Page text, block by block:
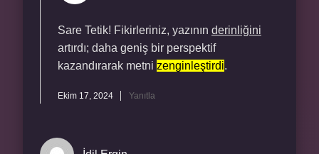
Sare Tetik! Fikirleriniz, yazının derinliğini
artırdı; daha geniş bir perspektif
kazandırarak metni zenginleştirdi.
Ekim 17, 2024 Yanıtla